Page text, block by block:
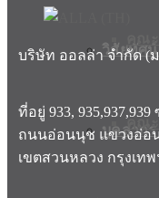
วิสัยทัศ
บุคลากร
คณะ
บริษัท ออลล่า จำกัด (
ที่อยู่ 933,
ถนนอ่อนนุช แขวงอ่อ
เขตสวนหลวง กรุงเทพ